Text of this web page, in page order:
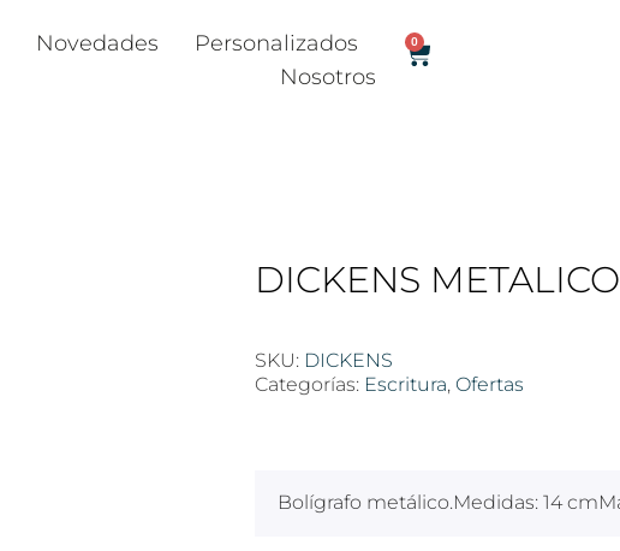
Novedades
Personalizados
Nosotros
0
DICKENS METALICO
SKU: DICKENS
Categorías: Escritura, Ofertas
Bolígrafo metálico.Medidas: 14